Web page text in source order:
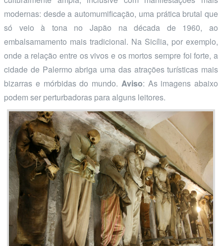
modernas: desde a automumificação, uma prática brutal que
só veio à tona no Japão na década de 1960, ao
embalsamamento mais tradicional. Na Sicília, por exemplo,
onde a relação entre os vivos e os mortos sempre foi forte, a
cidade de Palermo abriga uma das atrações turísticas mais
bizarras e mórbidas do mundo. Aviso: As imagens abaixo
podem ser perturbadoras para alguns leitores.